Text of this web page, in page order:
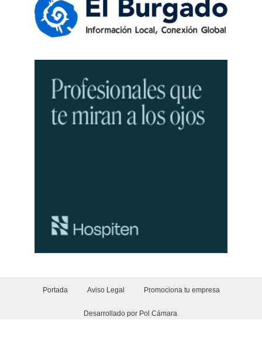
Portada Aviso Legal Promociona tu empresa
Desarrollado por Pol Cámara.